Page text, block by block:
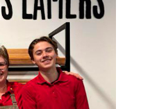
Ma t/m Do 8.30 – 14.00
Vrij: 8.30 – 16.00
Zat: 8.00 – 16.00